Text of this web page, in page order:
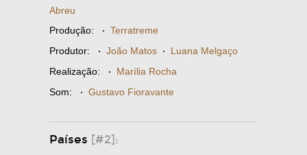
Abreu
Produção: · Terratreme
Produtor: · João Matos · Luana Melgaço
Realização: · Marília Rocha
Som: · Gustavo Fioravante
Países [#2]: